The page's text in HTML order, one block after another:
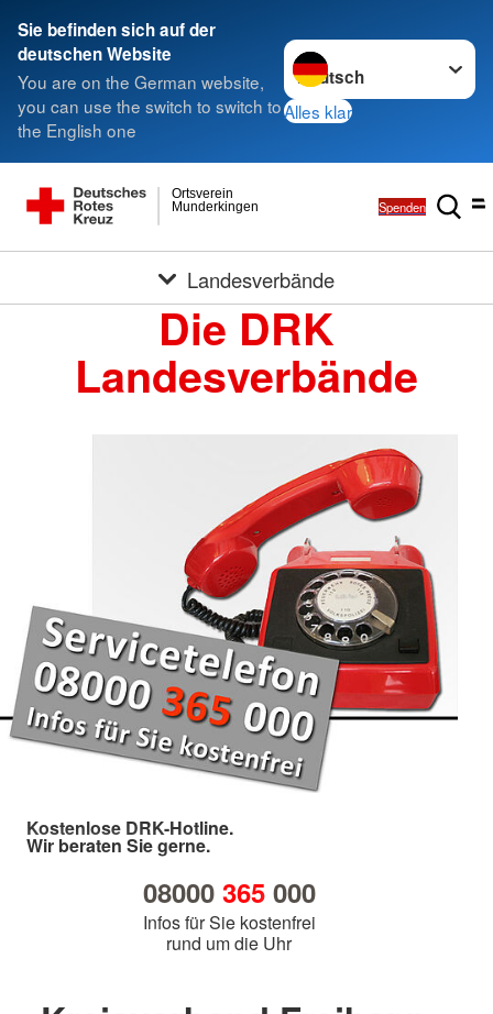
Sie befinden sich auf der
deutschen Website
You are on the German website,
you can use the switch to switch to
the English one
Sprache wechseln zu
Alles klar
Munderkingen
Ortsverein
Spenden
Landesverbände
Die DRK
Landesverbände
Kostenlose DRK-Hotline.
Wir beraten Sie gerne.
08000 365000
Infos für Sie kostenfrei
rund um die Uhr